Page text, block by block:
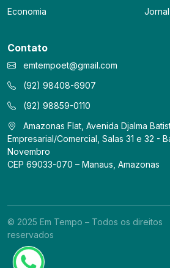
Economia
Jornal
Contato
emtempoet@gmail.com
(92) 98408-6907
(92) 98859-0110
Amazonas Flat, Avenida Djalma
Empresarial/Comercial, Salas 31 e 32 -
Novembro
CEP 69033-070 – Manaus, Amazonas
© 2025 Em Tempo – Todos os direitos
reservados